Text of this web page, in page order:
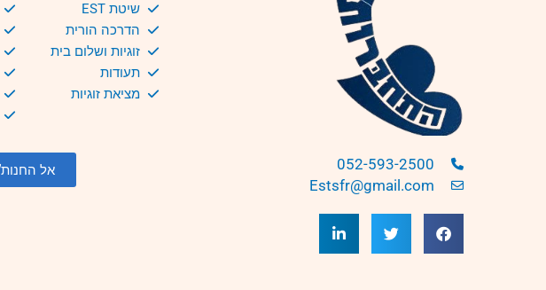
052-593-2500
Estsfr@gmail.com
שיטת EST
הדרכה הורית
זוגיות ושלום בית
תעודות
מציאת זוגיות
אל החנות